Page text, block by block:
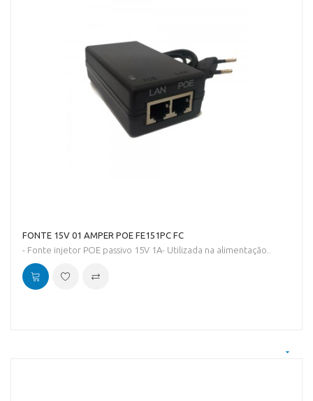
FONTE 15V 01 AMPER POE FE151PC FC
- Fonte injetor POE passivo 15V 1A- Utilizada na alimentação..